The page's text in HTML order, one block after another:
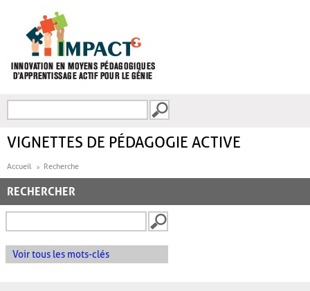
FORMULAIRE DE
VIGNETTES DE PÉDAGOGIE ACTIVE
Accueil Recherche
RECHERCHER
Voir tous les mots-clés